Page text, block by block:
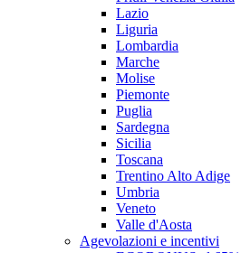
Lazio
Liguria
Lombardia
Marche
Molise
Piemonte
Puglia
Sardegna
Sicilia
Toscana
Trentino Alto Adige
Umbria
Veneto
Valle d'Aosta
Agevolazioni e incentivi